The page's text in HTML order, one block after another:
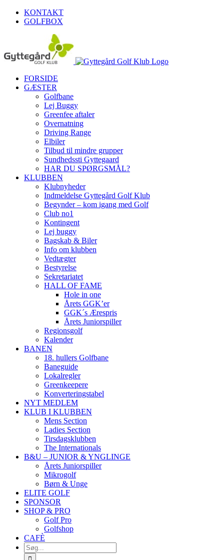
Skip
KONTAKT
GOLFBOX
FORSIDE
GÆSTER
Golfbane
Lej Buggy
Greenfee aftaler
Overnatning
Driving Range
Elbiler
Tilbud til mindre grupper
Sundhedssti Gyttegaard
HAR DU SPØRGSMÅL?
KLUBBEN
Klubnyheder
Indmeldelse Gyttegård Golf Klub
Begynder – kom igang med Golf
Club no1
Kontingent
Lej buggy
Bagskab & Biler
Info om klubben
Vedtægter
Bestyrelse
Sekretariatet
HALL OF FAME
Hole in one
Årets GGK’er
GGK´s Ærespris
Årets Juniorspiller
Regionsgolf
Kalender
BANEN
18. hullers Golfbane
Baneguide
Lokalregler
Greenkeepere
Konverteringstabel
NYT MEDLEM
KLUB I KLUBBEN
Mens Section
Ladies Section
Tirsdagsklubben
The Internationals
B&U – JUNIOR & YNGLINGE
Årets Juniorspiller
Mikrogolf
Børn & Unge
ELITE GOLF
SPONSOR
SHOP & PRO
Golf Pro
Golfshop
CAFÈ
Søg
efter: